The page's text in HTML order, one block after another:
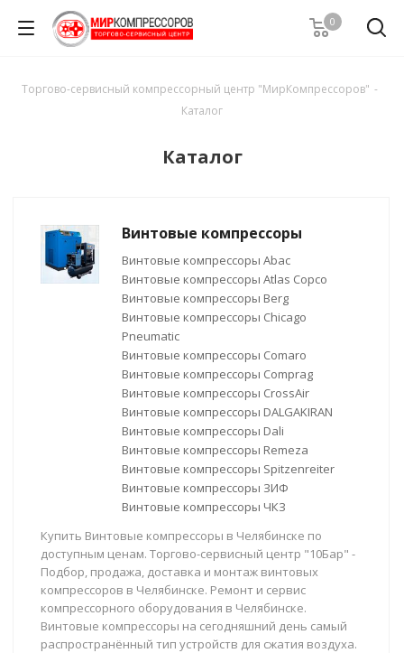
0
Торгово-сервисный компрессорный центр "МирКомпрессоров" -
Каталог
Каталог
Винтовые компрессоры
Винтовые компрессоры Abac
Винтовые компрессоры Atlas Copco
Винтовые компрессоры Berg
Винтовые компрессоры Chicago
Pneumatic
Винтовые компрессоры Comaro
Винтовые компрессоры Comprag
Винтовые компрессоры CrossAir
Винтовые компрессоры DALGAKIRAN
Винтовые компрессоры Dali
Винтовые компрессоры Remeza
Винтовые компрессоры Spitzenreiter
Винтовые компрессоры ЗИФ
Винтовые компрессоры ЧКЗ
Купить Винтовые компрессоры в Челябинске по
доступным ценам. Торгово-сервисный центр "10Бар" -
Подбор, продажа, доставка и монтаж винтовых
компрессоров в Челябинске. Ремонт и сервис
компрессорного оборудования в Челябинске.
Винтовые компрессоры на сегодняшний день самый
распространённый тип устройств для сжатия воздуха.